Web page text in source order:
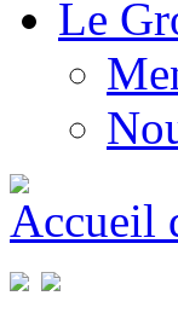
Le
Accueil